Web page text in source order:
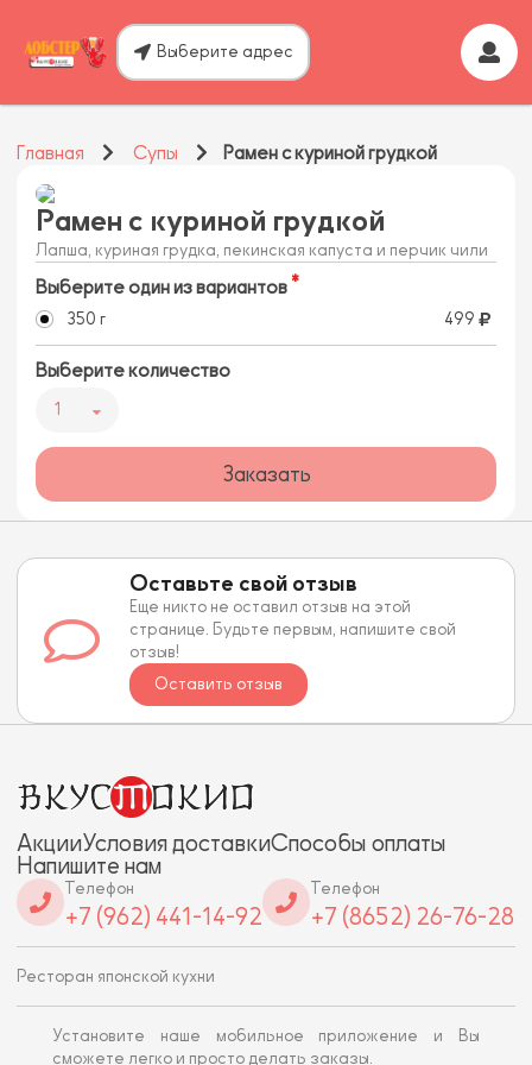
Выберите адрес
Главная Супы Рамен с куриной грудкой
Рамен с куриной грудкой
Лапша, куриная грудка, пекинская капуста и перчик чили
Выберите один из вариантов
350 г 499
Выберите количество
1
Заказать
Оставьте свой отзыв
Еще никто не оставил отзыв на этой
странице. Будьте первым, напишите свой
отзыв!
Оставить отзыв
АкцииУсловия доставкиСпособы оплаты
Напишите нам
Телефон
+7 (962) 441-14-92
Телефон
+7 (8652) 26-76-28
Ресторан японской кухни
Установите наше мобильное приложение и Вы
сможете легко и просто делать заказы.